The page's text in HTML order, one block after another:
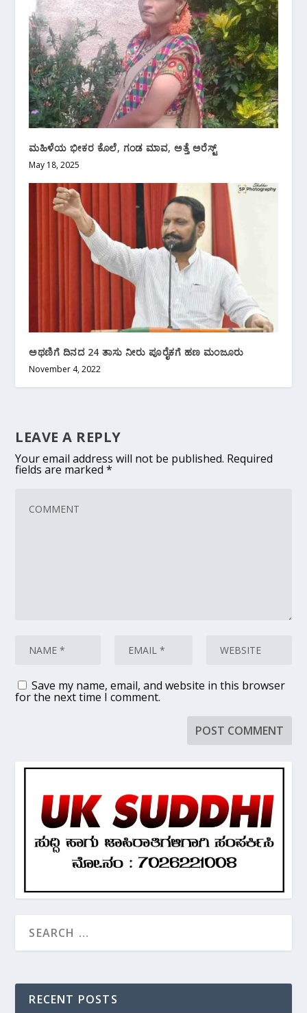
ಮಹಿಳೆಯ ಭೀಕರ ಕೊಲೆ, ಗಂಡ ಮಾವ, ಅತ್ತೆ ಅರೆಸ್ಟ್
May 18, 2025
ಅಥಣಿಗೆ ದಿನದ 24 ತಾಸು ನೀರು ಪೂರೈಕಗೆ ಹಣ ಮಂಜೂರು
November 4, 2022
LEAVE A REPLY
Your email address will not be published. Required
fields are marked*
Save my name, email, and website in this browser
for the next time I comment.
RECENT POSTS